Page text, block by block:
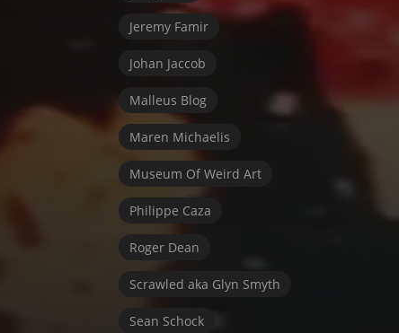
Jeremy Famir
Johan Jaccob
Malleus Blog
Maren Michaelis
Museum Of Weird Art
Philippe Caza
Roger Dean
Scrawled aka Glyn Smyth
Sean Schock